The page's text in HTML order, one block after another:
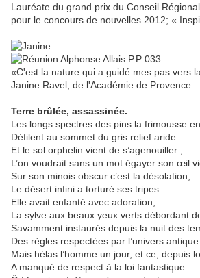
Lauréate du grand prix du Conseil Régional
pour le concours de nouvelles 2012; «
«C'est la nature qui a guidé mes pas vers
Janine Ravel, de l'Académie de Provence.
Terre brûlée, assassinée.
Les longs spectres des pins la frimousse
Défilent au sommet du gris relief aride.
Et le sol orphelin vient de s’agenouiller ;
L’on voudrait sans un mot égayer son œil
Sur son minois obscur c’est la désolation,
Le désert infini a torturé ses tripes.
Elle avait enfanté avec adoration,
La sylve aux beaux yeux verts débordant
Savamment instaurés depuis la nuit des
Des règles respectées par l’univers antique
Mais hélas l’homme un jour, et ce, depuis
A manqué de respect à la loi fantastique.